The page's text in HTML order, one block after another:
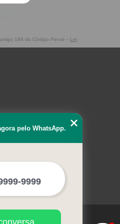
184 do Código Penal – Lei
pelo WhatsApp.